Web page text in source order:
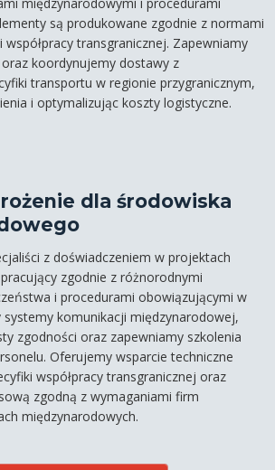
są produkowane zgodnie z normami
transgranicznej. Zapewniamy
koordynujemy dostawy z
transportu w regionie przygranicznym,
i optymalizując koszty logistyczne.
dla środowiska
z doświadczeniem w projektach
zgodnie z różnorodnymi
i procedurami obowiązującymi w
komunikacji międzynarodowej,
zgodności oraz zapewniamy szkolenia
Oferujemy wsparcie techniczne
współpracy transgranicznej oraz
zgodną z wymaganiami firm
międzynarodowych.